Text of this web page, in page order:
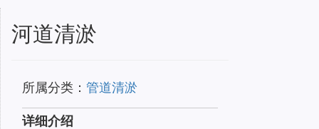
河道清淤
所属分类： 管道清淤
详细介绍